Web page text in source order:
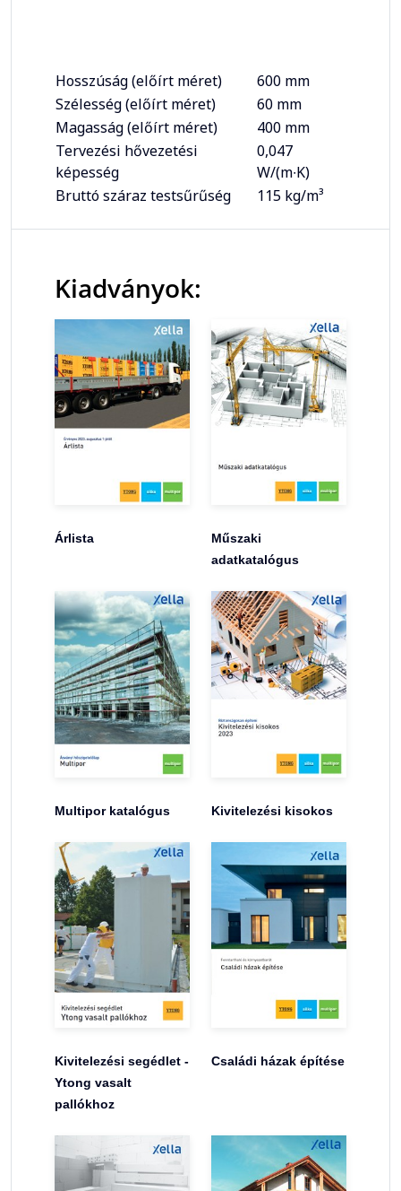
Hosszúság (előírt méret)
600 mm
Szélesség (előírt méret)
60 mm
Magasság (előírt méret)
400 mm
Tervezési hővezetési
képesség
0,047
W/(m∙K)
Bruttó száraz testsűrűség
115 kg/m³
Kiadványok:
Árlista
Műszaki
adatkatalógus
Multipor katalógus Kivitelezési kisokos
Kivitelezési segédlet -
Ytong vasalt
pallókhoz
Családi házak építése